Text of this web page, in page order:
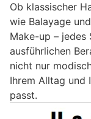
Ob klassischer
wie Balayage
Make-up –
ausführlichen
nicht nur
Ihrem Alltag und
passt.